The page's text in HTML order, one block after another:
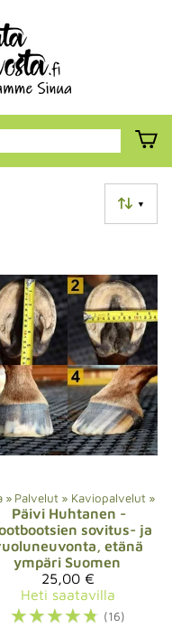
▼
‪» Palvelut ‪» Kaviopalvelut ‪»
Päivi Huhtanen -
sovitus- ja
etänä
ympäri Suomen
25,00 €
Heti saatavilla
☆☆☆☆☆ (16)